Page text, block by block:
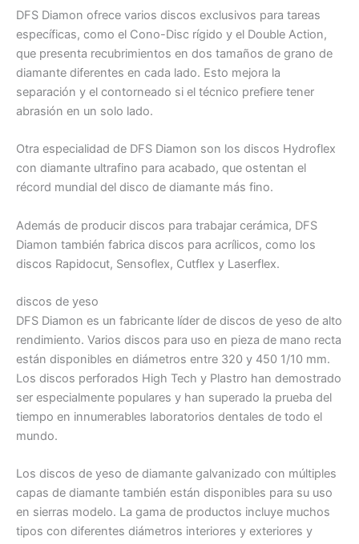
DFS Diamon ofrece varios discos exclusivos para tareas
específicas, como el Cono-Disc rígido y el Double Action,
que presenta recubrimientos en dos tamaños de grano de
diamante diferentes en cada lado. Esto mejora la
separación y el contorneado si el técnico prefiere tener
abrasión en un solo lado.
Otra especialidad de DFS Diamon son los discos Hydroflex
con diamante ultrafino para acabado, que ostentan el
récord mundial del disco de diamante más fino.
Además de producir discos para trabajar cerámica, DFS
Diamon también fabrica discos para acrílicos, como los
discos Rapidocut, Sensoflex, Cutflex y Laserflex.
discos de yeso
DFS Diamon es un fabricante líder de discos de yeso de alto
rendimiento. Varios discos para uso en pieza de mano recta
están disponibles en diámetros entre 320 y 450 1/10 mm.
Los discos perforados High Tech y Plastro han demostrado
ser especialmente populares y han superado la prueba del
tiempo en innumerables laboratorios dentales de todo el
mundo.
Los discos de yeso de diamante galvanizado con múltiples
capas de diamante también están disponibles para su uso
en sierras modelo. La gama de productos incluye muchos
tipos con diferentes diámetros interiores y exteriores y